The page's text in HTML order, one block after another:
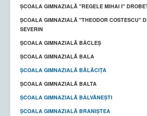
ȘCOALA GIMNAZIALĂ "REGELE MIHAI I"
ȘCOALA GIMNAZIALĂ "THEODOR COSTESCU"
SEVERIN
ȘCOALA GIMNAZIALĂ BÂCLEȘ
ȘCOALA GIMNAZIALĂ BALA
ŞCOALA GIMNAZIALĂ BĂLĂCIŢA
ȘCOALA GIMNAZIALĂ BALTA
ȘCOALA GIMNAZIALĂ BÂLVĂNEȘTI
ȘCOALA GIMNAZIALĂ BRANIȘTEA